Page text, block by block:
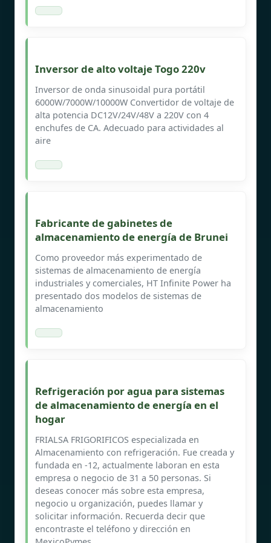
Inversor de alto voltaje Togo 220v
Inversor de onda sinusoidal pura portátil
6000W/7000W/10000W Convertidor de voltaje de
alta potencia DC12V/24V/48V a 220V con 4
enchufes de CA. Adecuado para actividades al
aire
Fabricante de gabinetes de
almacenamiento de energía de Brunei
Como proveedor más experimentado de
sistemas de almacenamiento de energía
industriales y comerciales, HT Infinite Power ha
presentado dos modelos de sistemas de
almacenamiento
Refrigeración por agua para sistemas
de almacenamiento de energía en el
hogar
FRIALSA FRIGORIFICOS especializada en
Almacenamiento con refrigeración. Fue creada y
fundada en -12, actualmente laboran en esta
empresa o negocio de 31 a 50 personas. Si
deseas conocer más sobre esta empresa,
negocio u organización, puedes llamar y
solicitar información. Recuerda decir que
encontraste el teléfono y dirección en